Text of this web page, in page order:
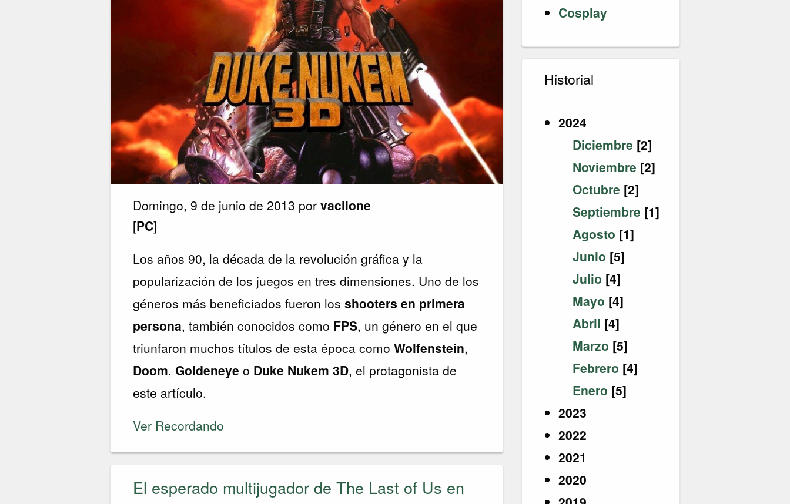
Cosplay
Historial
2024
Diciembre [2]
Noviembre [2]
Octubre [2]
Septiembre [1]
Agosto [1]
Junio [5]
Julio [4]
Mayo [4]
Abril [4]
Marzo [5]
Febrero [4]
Enero [5]
2023
2022
2021
2020
Domingo, 9 de junio de 2013 porvacilone
[PC]
Los años 90, la década de la revolución gráfica y la
popularización de los juegos en tres dimensiones. Uno de los
géneros más beneficiados fueron losshooters en primera
persona, también conocidos como FPS, un género en el que
triunfaron muchos títulos de esta época comoWolfenstein,
Doom, Goldeneyeo Duke Nukem 3D, el protagonista de
este artículo.
Ver Recordando
El esperado multijugador de The Last of Us en